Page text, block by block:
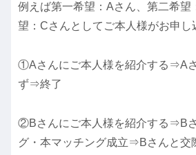
例えば第一希望：Aさん、第二希望
望：Cさんとしてご本人様がお申し
①Aさんにご本人様を紹介する⇒A
ず⇒終了
②Bさんにご本人様を紹介する⇒B
グ・本マッチング成立⇒Bさんと